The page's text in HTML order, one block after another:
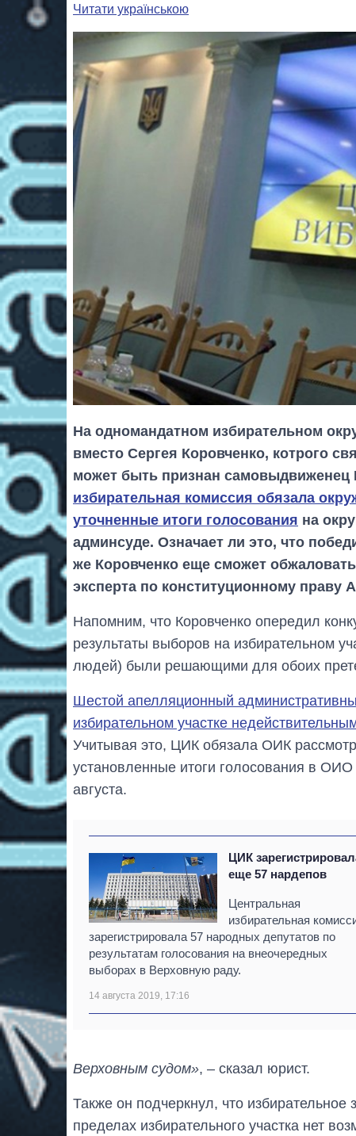
Читати українською
На одномандатном избирательном
вместо Сергея Коровченко, котрого
может быть признан самовыдвиженец
избирательная комиссия обязала
уточненные итоги голосования на
админсуде. Означает ли это, что
же Коровченко еще сможет
эксперта по конституционному праву
Напомним, что Коровченко опередил
результаты выборов на избирательном
людей) были решающими для обоих
Шестой апелляционный
избирательном участке
Учитывая это, ЦИК обязала ОИК
установленные итоги голосования в
августа.
ЦИК
еще 57 нардепов
Центральная
избирательная
зарегистрировала 57 народных депутатов по
результатам голосования на внеочередных
выборах в Верховную раду.
14 августа 2019, 17:16
Верховным судом», – сказал юрист.
Также он подчеркнул, что избирательное
пределах избирательного участка нет